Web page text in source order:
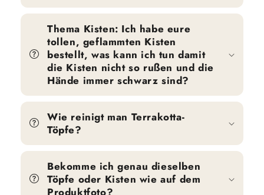
Thema Kisten: Ich habe eure
tollen, geflammten Kisten
bestellt, was kann ich tun damit
die Kisten nicht so rußen und die
Hände immer schwarz sind?
Wie reinigt man Terrakotta-
Töpfe?
Bekomme ich genau dieselben
Töpfe oder Kisten wie auf dem
Produktfoto?